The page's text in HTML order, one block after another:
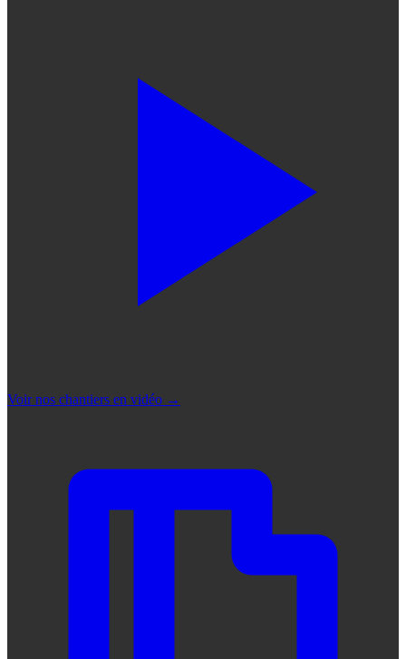
Voir nos chantiers en vidéo →